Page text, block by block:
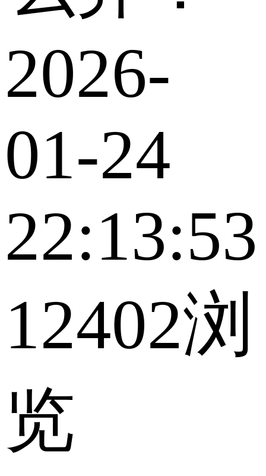
2026-
01-24
22:13:53
12402浏
览